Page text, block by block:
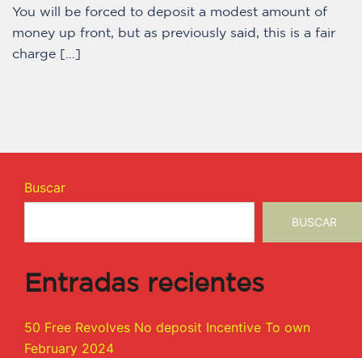
You will be forced to deposit a modest amount of
money up front, but as previously said, this is a fair
charge […]
Buscar
BUSCAR
Entradas recientes
50 Free Revolves No deposit Incentive To own
February 2024